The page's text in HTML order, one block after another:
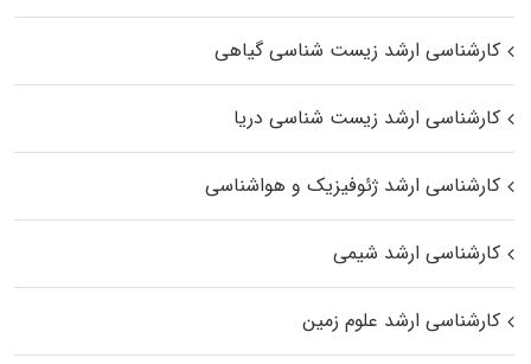
کارشناسی ارشد زیست‌ شناسی گیاهی
کارشناسی ارشد زیست‌ شناسی دریا
کارشناسی ارشد ژئوفیزیک و هواشناسی
کارشناسی ارشد شیمی
کارشناسی ارشد علوم زمین